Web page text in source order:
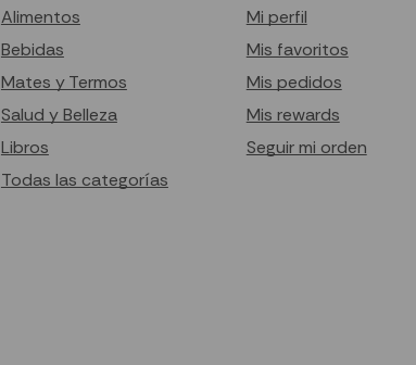
Alimentos
Bebidas
Mates y Termos
Salud y Belleza
Libros
Todas las categorías
Mi perfil
Mis favoritos
Mis pedidos
Mis rewards
Seguir mi orden